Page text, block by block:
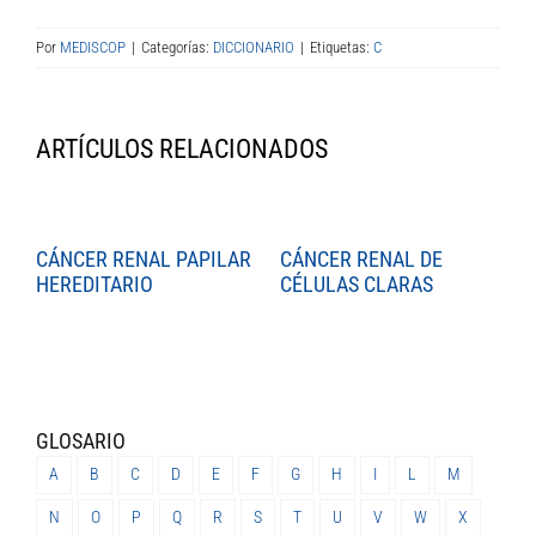
Por MEDISCOP | Categorías: DICCIONARIO | Etiquetas: C
ARTÍCULOS RELACIONADOS
CÁNCER RENAL PAPILAR
HEREDITARIO
CÁNCER RENAL DE
CÉLULAS CLARAS
GLOSARIO
A B C D E F G H I L M
N O P Q R S T U V W X